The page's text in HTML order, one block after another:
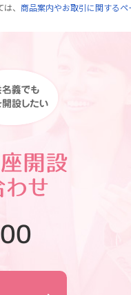
、 商品案内やお取引に関するペ